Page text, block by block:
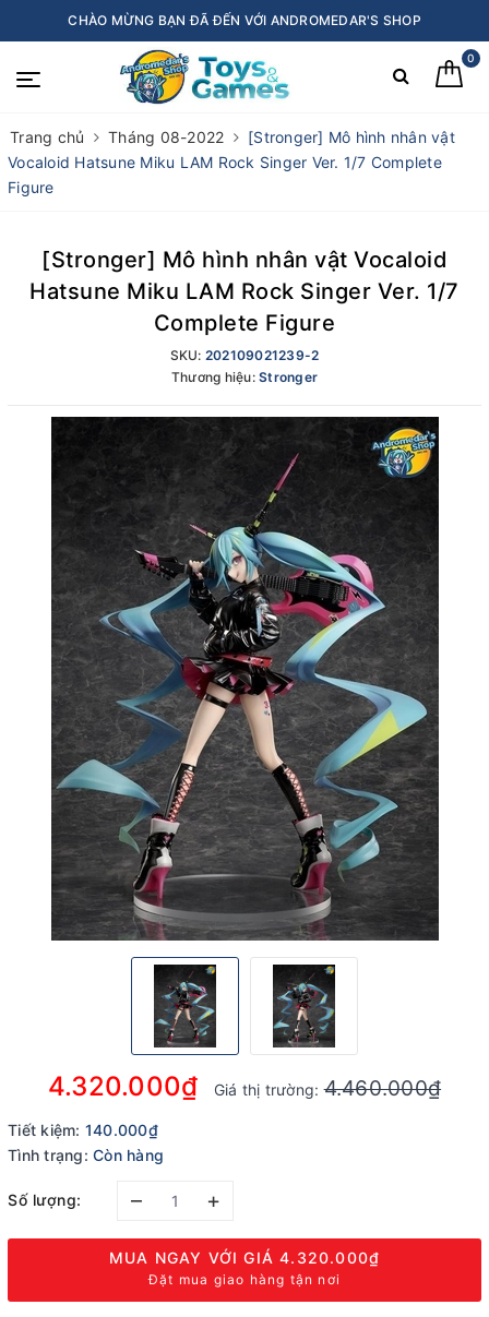
CHÀO MỪNG BẠN ĐÃ ĐẾN VỚI ANDROMEDAR'S SHOP
0
Trang chủ Tháng 08-2022
[Stronger] Mô hình nhân vật
Vocaloid Hatsune Miku LAM Rock Singer Ver. 1/7 Complete
Figure
[Stronger] Mô hình nhân vật Vocaloid
Hatsune Miku LAM Rock Singer Ver. 1/7
Complete Figure
SKU: 202109021239-2
Thương hiệu:Stronger
4.320.000₫ Giá thị trường:4.460.000₫
Tiết kiệm: 140.000₫
Tình trạng: Còn hàng
Số lượng: – +
MUA NGAY VỚI GIÁ4.320.000₫
Đặt mua giao hàng tận nơi